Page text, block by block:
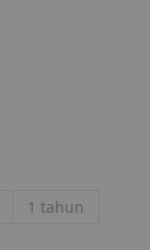
1 tahun